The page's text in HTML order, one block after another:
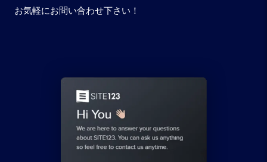
お気軽にお問い合わせ下さい！